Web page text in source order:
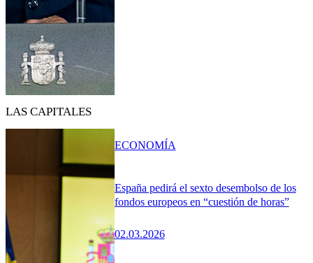
LAS CAPITALES
España pedirá el sexto desembolso de los
fondos europeos en “cuestión de horas”
02.03.2026
ECONOMÍA